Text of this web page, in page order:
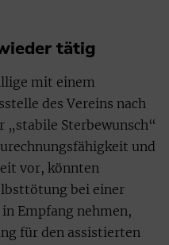
tätig
mit einem
des Vereins nach
„stabile Sterbewunsch“
und
vor, könnten
bei einer
Empfang nehmen,
für den assistierten